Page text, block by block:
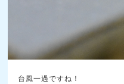
台風一過ですね！